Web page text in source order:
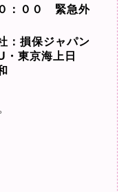
：００ 緊急外
：損保ジャパン
・東京海上日